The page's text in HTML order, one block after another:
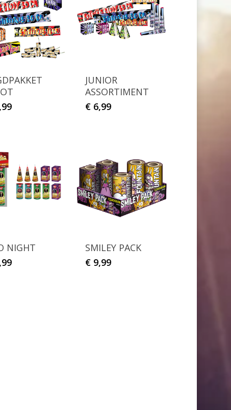
JUNIOR
ASSORTIMENT
€6,99
NIGHT
SMILEY PACK
€9,99